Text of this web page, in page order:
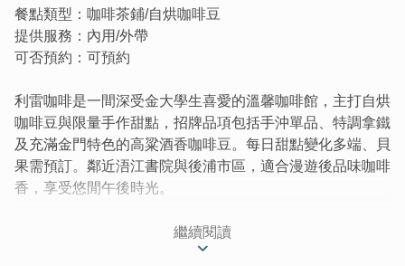
餐點類型：咖啡茶鋪/自烘咖啡豆
提供服務：內用/外帶
可否預約：可預約
利雷咖啡是一間深受金大學生喜愛的溫馨咖啡館，主打自烘
咖啡豆與限量手作甜點，招牌品項包括手沖單品、特調拿鐵
及充滿金門特色的高粱酒香咖啡豆。每日甜點變化多端、貝
果需預訂。鄰近浯江書院與後浦市區，適合漫遊後品味咖啡
香，享受悠閒午後時光。
溫馨的小店裡應有盡有，從點心到咖啡，從源頭到成品，老
闆用心烘焙將美味與放鬆的心情送到各位手中，在這邊可以
繼續閱讀